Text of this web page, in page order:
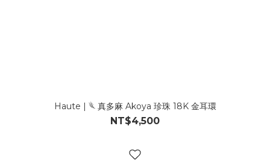
Haute | 𓆰 真多麻 Akoya 珍珠 18K 金耳環
NT$4,500